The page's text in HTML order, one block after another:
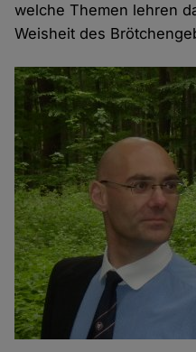
welche Themen lehren
Weisheit des